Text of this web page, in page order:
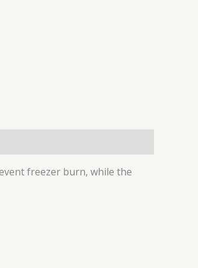
freezer burn, while the